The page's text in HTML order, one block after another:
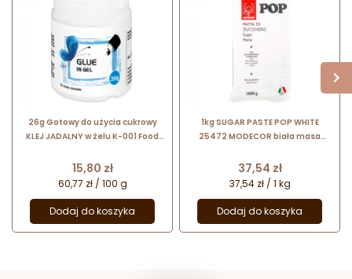
26g Gotowy do użycia cukrowy
KLEJ JADALNY w żelu K-001 Food
Cena
15,80 zł
60,77 zł / 100 g
Dodaj do koszyka
1kg SUGAR PASTE POP WHITE
25472 MODECOR biała masa
Cena
37,54 zł
37,54 zł / 1 kg
Dodaj do koszyka